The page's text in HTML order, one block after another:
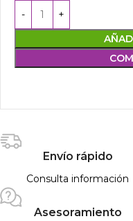
Envío rápido
Consulta información
Asesoramiento